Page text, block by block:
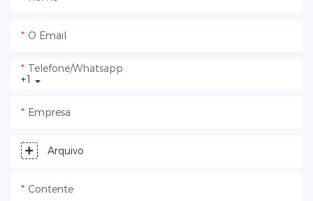
O Email
+1
Telefone/whatsapp
Empresa
Arquivo
Contente